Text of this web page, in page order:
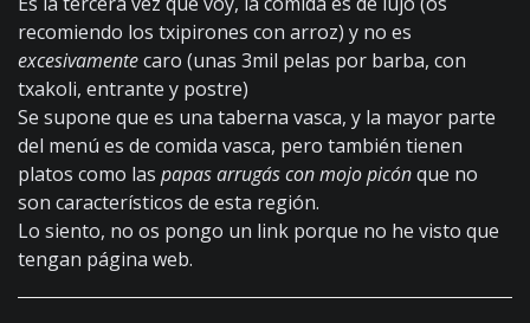
recomiendo los txipirones con arroz) y no es
excesivamentecaro (unas 3mil pelas por barba, con
txakoli, entrante y postre)
Se supone que es una taberna vasca, y la mayor parte
del menú es de comida vasca, pero también tienen
platos como las papas arrugás con mojo picónque no
son característicos de esta región.
Lo siento, no os pongo un link porque no he visto que
tengan página web.